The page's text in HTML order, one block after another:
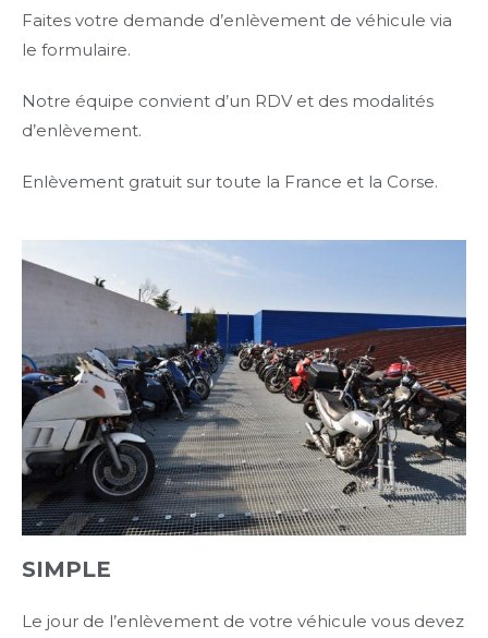
Faites votre demande d’enlèvement de véhicule via
le formulaire.
Notre équipe convient d’un RDV et des modalités
d’enlèvement.
Enlèvement gratuit sur toute la France et la Corse.
SIMPLE
Le jour de l’enlèvement de votre véhicule vous devez